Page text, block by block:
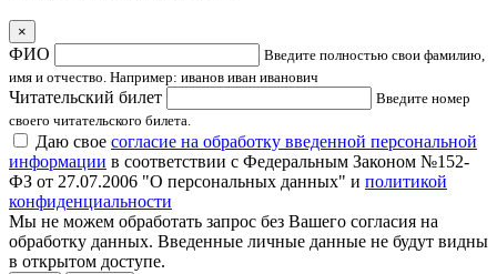
×
ФИО
Введите полностью свои фамилию,
имя и отчество. Например: иванов иван иванович
Читательский билет
Введите номер
своего читательского билета.
Даю свое согласие на обработку введенной персональной
информации в соответствии с Федеральным Законом №152-
ФЗ от 27.07.2006 "О персональных данных" и политикой
конфиденциальности
Мы не можем обработать запрос без Вашего согласия на
обработку данных. Введенные личные данные не будут видны
в открытом доступе.